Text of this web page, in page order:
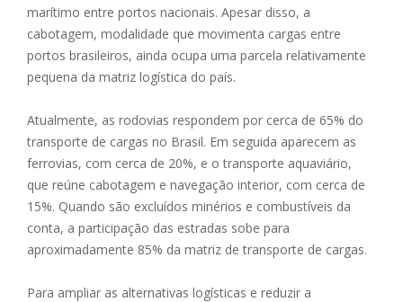
marítimo entre portos nacionais. Apesar disso, a
cabotagem, modalidade que movimenta cargas entre
portos brasileiros, ainda ocupa uma parcela relativamente
pequena da matriz logística do país.
Atualmente, as rodovias respondem por cerca de 65% do
transporte de cargas no Brasil. Em seguida aparecem as
ferrovias, com cerca de 20%, e o transporte aquaviário,
que reúne cabotagem e navegação interior, com cerca de
15%. Quando são excluídos minérios e combustíveis da
conta, a participação das estradas sobe para
aproximadamente 85% da matriz de transporte de cargas.
Para ampliar as alternativas logísticas e reduzir a